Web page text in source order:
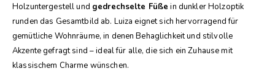
Holzuntergestell und gedrechselte Füße in dunkler Holzoptik
runden das Gesamtbild ab. Luiza eignet sich hervorragend für
gemütliche Wohnräume, in denen Behaglichkeit und stilvolle
Akzente gefragt sind – ideal für alle, die sich ein Zuhause mit
klassischem Charme wünschen.